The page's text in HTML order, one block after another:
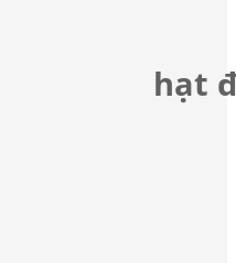
hạt